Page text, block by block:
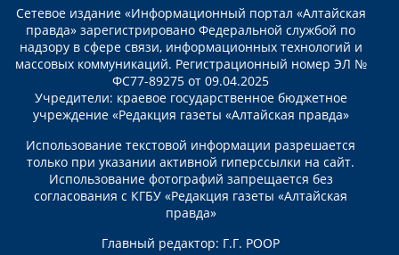
Сетевое издание «Информационный портал «Алтайская
правда» зарегистрировано Федеральной службой по
надзору в сфере связи, информационных технологий и
массовых коммуникаций. Регистрационный номер ЭЛ №
ФС77-89275 от 09.04.2025
Учредители: краевое государственное бюджетное
учреждение «Редакция газеты «Алтайская правда»
Использование текстовой информации разрешается
только при указании активной гиперссылки на сайт.
Использование фотографий запрещается без
согласования с КГБУ «Редакция газеты «Алтайская
правда»
Главный редактор: Г.Г. РООР